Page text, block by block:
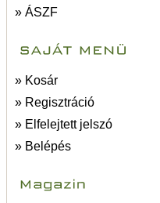
» ÁSZF
» Kosár
» Regisztráció
» Elfelejtett jelszó
» Belépés